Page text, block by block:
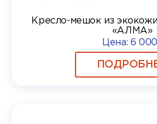
Кресло-мешок из
«АЛМА»
Цена: 6